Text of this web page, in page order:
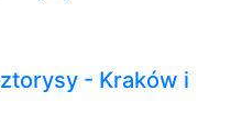
- Kraków i